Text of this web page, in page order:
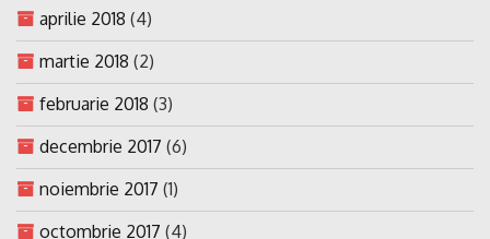
aprilie 2018 (4)
martie 2018 (2)
februarie 2018 (3)
decembrie 2017 (6)
noiembrie 2017 (1)
octombrie 2017 (4)